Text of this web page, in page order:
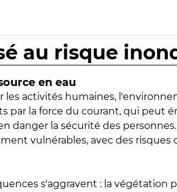
au risque
en eau
activités humaines,
par la force du courant, qui peut
danger la sécurité des personnes.
vulnérables, avec des risques
s'aggravent : la végétation